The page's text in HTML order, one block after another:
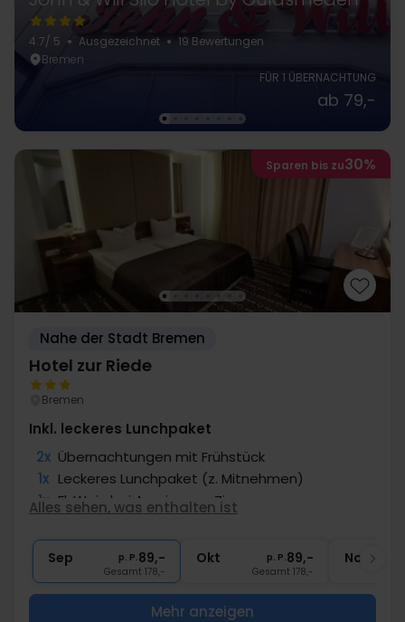
4.7/ 5 Ausgezeichnet
19 Bewertungen
Bremen
FÜR 1 ÜBERNACHTUNG
ab 79,-
Sparen bis zu30%
Nahe der Stadt Bremen
Hotel zur Riede
Bremen
Inkl. leckeres Lunchpaket
2x Übernachtungen mit Frühstück
1x Leckeres Lunchpaket (z. Mitnehmen)
1x Fl. Wein bei Anreise pro Zimmer
∞ Gratis Parken und Internet
Alles sehen, was enthalten ist
Sep p. P.89,-
Gesamt 178,-
Okt p. P.89,-
Gesamt 178,-
Nov
Mehr anzeigen